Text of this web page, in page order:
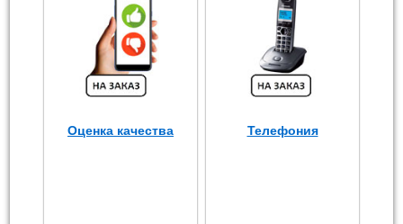
Оценка качества Телефония